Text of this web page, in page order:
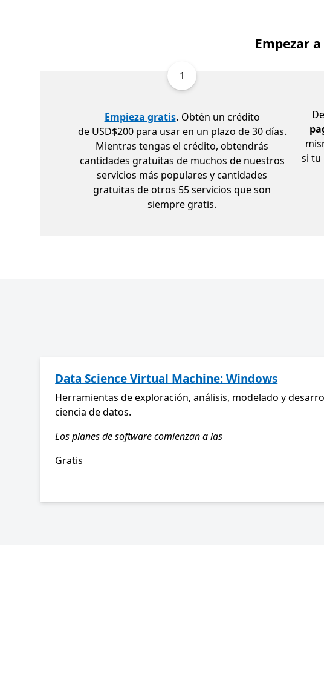
Empezar
1
Empieza gratis. Obtén un crédito
de USD$200 para usar en un plazo de 30 días.
Mientras tengas el crédito, obtendrás
cantidades gratuitas de muchos de nuestros
servicios más populares y cantidades
gratuitas de otros 55 servicios que son
siempre gratis.
si tu
Data Science Virtual Machine: Windows
Herramientas de exploración, análisis, modelado y
ciencia de datos.
Los planes de software comienzan a las
Gratis